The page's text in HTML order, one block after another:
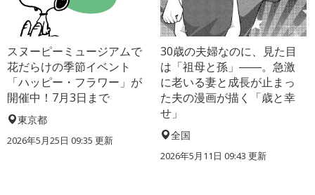
スヌーピーミュージアムで
花だらけの季節イベント
「ハッピー・フラワー」が
開催中！7月3日まで
東京都
2026年5月25日 09:35 更新
30歳の夫婦なのに、見た目
は「祖母と孫」――。急激
に老いる妻と成長が止まっ
た夫の漫画が描く「歳と幸
せ」
全国
2026年5月11日 09:43 更新